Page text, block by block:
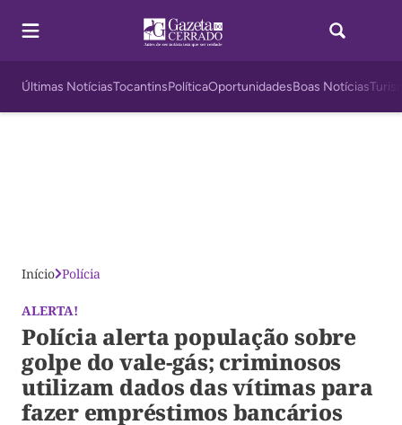
Últimas NotíciasTocantinsPolíticaOportunidadesBoas Notícias
Início Polícia
ALERTA!
Polícia alerta população sobre
golpe do vale-gás; criminosos
utilizam dados das vítimas para
fazer empréstimos bancários